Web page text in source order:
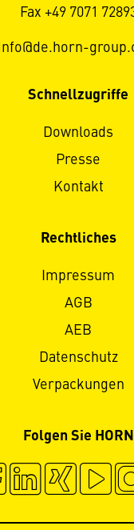
Fax +49 7071
Schnellzugriffe
Downloads
Presse
Kontakt
Rechtliches
Impressum
AGB
AEB
Datenschutz
Verpackungen
Folgen Sie HORN